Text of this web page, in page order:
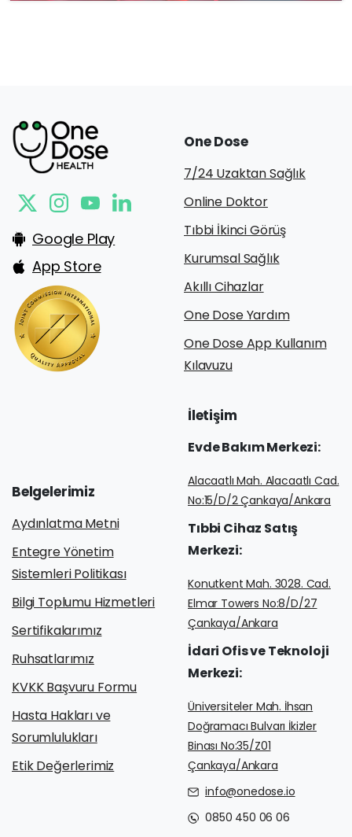
Google Play
App Store
OneDose
7/24 Uzaktan Sağlık
Online Doktor
Tıbbi İkinci Görüş
Kurumsal Sağlık
Akıllı Cihazlar
One Dose Yardım
One Dose App Kullanım
Kılavuzu
Belgelerimiz
Aydınlatma Metni
Entegre Yönetim
Sistemleri Politikası
Bilgi Toplumu Hizmetleri
Sertifikalarımız
Ruhsatlarımız
KVKK Başvuru Formu
Hasta Hakları ve
Sorumlulukları
Etik Değerlerimiz
İletişim
EvdeBakımMerkezi:
Alacaatlı Mah. Alacaatlı Cad.
No:15/D/2 Çankaya/Ankara
Tıbbi Cihaz Satış
Merkezi:
Konutkent Mah. 3028. Cad.
Elmar Towers No:8/D/27
Çankaya/Ankara
İdari OfisveTeknoloji
Merkezi:
Üniversiteler Mah. İhsan
Doğramacı Bulvarı İkizler
Binası No:35/Z01
Çankaya/Ankara
info@onedose.io
0850 450 06 06